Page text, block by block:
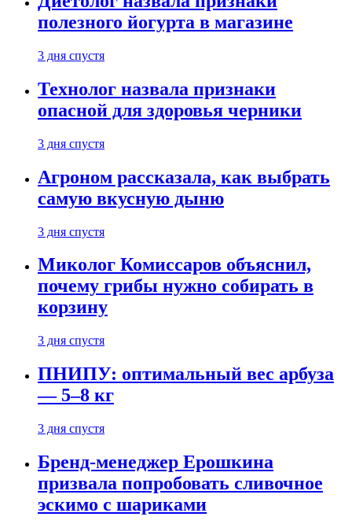
полезного йогурта в магазине
3 дня спустя
Технолог назвала признаки
опасной для здоровья черники
3 дня спустя
Агроном рассказала, как выбрать
самую вкусную дыню
3 дня спустя
Миколог Комиссаров объяснил,
почему грибы нужно собирать в
корзину
3 дня спустя
ПНИПУ: оптимальный вес арбуза
— 5–8 кг
3 дня спустя
Бренд-менеджер Ерошкина
призвала попробовать сливочное
эскимо с шариками